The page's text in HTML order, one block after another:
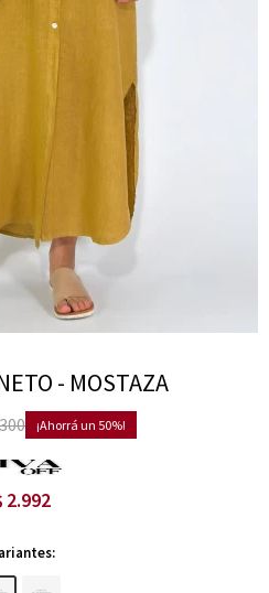
- MOSTAZA
50
2.992